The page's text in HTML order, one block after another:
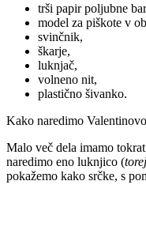
trši papir poljubne
model za piškote v
svinčnik,
škarje,
luknjač,
volneno nit,
plastično šivanko.
Kako naredimo
Malo več dela imamo
naredimo eno luknjico (
pokažemo kako srčke, s